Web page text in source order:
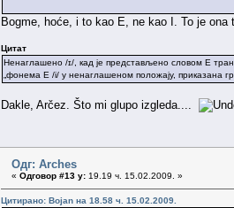
Bogme, hoće, i to kao E, ne kao I. To je
Цитат
Ненаглашено /ɪ/, кад је представљено словом E
„фонема E /i/ у ненаглашеном положају, приказана
Dakle, Arčez. Što mi glupo izgleda....
Одг: Arches
« Одговор #13 у: 19.19 ч. 15.02.2009. »
Цитирано: Bojan на 18.58 ч. 15.02.2009.